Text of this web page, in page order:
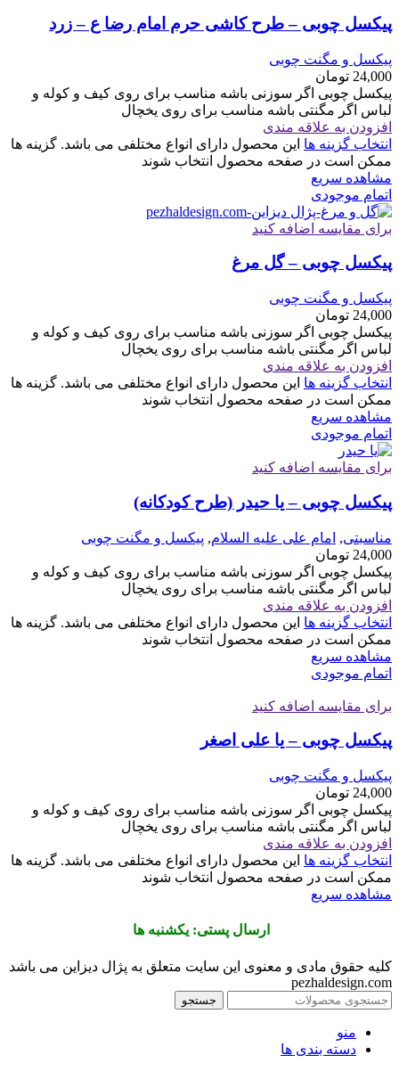
پیکسل چوبی – طرح کاشی حرم امام رضا ع – زرد
پیکسل و مگنت چوبی
24,000 تومان
پیکسل چوبی اگر سوزنی باشه مناسب برای روی کیف و کوله و
لباس اگر مگنتی باشه مناسب برای روی یخچال
افزودن به علاقه مندی
انتخاب گزینه ها این محصول دارای انواع مختلفی می باشد. گزینه ها
ممکن است در صفحه محصول انتخاب شوند
مشاهده سریع
اتمام موجودی
برای مقایسه اضافه کنید
پیکسل چوبی – گل مرغ
پیکسل و مگنت چوبی
24,000 تومان
پیکسل چوبی اگر سوزنی باشه مناسب برای روی کیف و کوله و
لباس اگر مگنتی باشه مناسب برای روی یخچال
افزودن به علاقه مندی
انتخاب گزینه ها این محصول دارای انواع مختلفی می باشد. گزینه ها
ممکن است در صفحه محصول انتخاب شوند
مشاهده سریع
اتمام موجودی
برای مقایسه اضافه کنید
پیکسل چوبی – یا حیدر (طرح کودکانه)
مناسبتی, امام علی علیه السلام, پیکسل و مگنت چوبی
24,000 تومان
پیکسل چوبی اگر سوزنی باشه مناسب برای روی کیف و کوله و
لباس اگر مگنتی باشه مناسب برای روی یخچال
افزودن به علاقه مندی
انتخاب گزینه ها این محصول دارای انواع مختلفی می باشد. گزینه ها
ممکن است در صفحه محصول انتخاب شوند
مشاهده سریع
اتمام موجودی
برای مقایسه اضافه کنید
پیکسل چوبی – یا علی اصغر
پیکسل و مگنت چوبی
24,000 تومان
پیکسل چوبی اگر سوزنی باشه مناسب برای روی کیف و کوله و
لباس اگر مگنتی باشه مناسب برای روی یخچال
افزودن به علاقه مندی
انتخاب گزینه ها این محصول دارای انواع مختلفی می باشد. گزینه ها
ممکن است در صفحه محصول انتخاب شوند
مشاهده سریع
ارسال پستی: یکشنبه ها
کلیه حقوق مادی و معنوی این سایت متعلق به پژال دیزاین می باشد
pezhaldesign.com
جستجو
منو
دسته بندی ها